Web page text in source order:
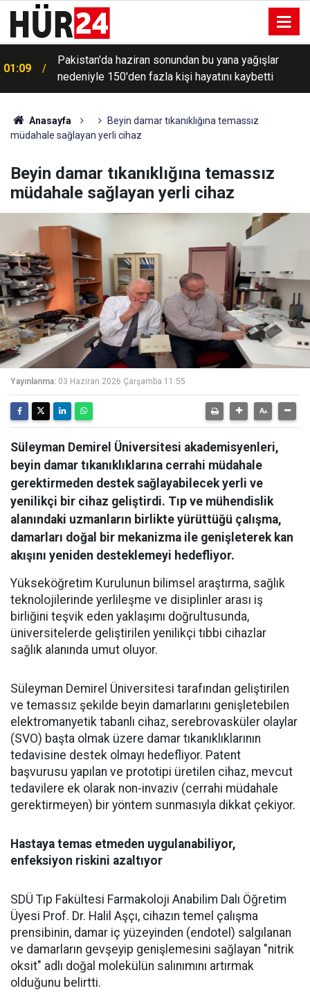
01:09
Pakistan'da haziran sonundan bu yana yağışlar
nedeniyle 150'den fazla kişi hayatını kaybetti
00:49
Hürmüz'den geçişlerin ücreti, sefer hacmine bağlı
olacak
Anasayfa
Beyin damar tıkanıklığına temassız
müdahale sağlayan yerli cihaz
Beyin damar tıkanıklığına temassız
müdahale sağlayan yerli cihaz
Yayınlanma: 03 Haziran 2026 Çarşamba 11:55
Süleyman Demirel Üniversitesi akademisyenleri,
beyin damar tıkanıklıklarına cerrahi müdahale
gerektirmeden destek sağlayabilecek yerli ve
yenilikçi bir cihaz geliştirdi. Tıp ve mühendislik
alanındaki uzmanların birlikte yürüttüğü çalışma,
damarları doğal bir mekanizma ile genişleterek kan
akışını yeniden desteklemeyi hedefliyor.
Yükseköğretim Kurulunun bilimsel araştırma, sağlık
teknolojilerinde yerlileşme ve disiplinler arası iş
birliğini teşvik eden yaklaşımı doğrultusunda,
üniversitelerde geliştirilen yenilikçi tıbbi cihazlar
sağlık alanında umut oluyor.
Süleyman Demirel Üniversitesi tarafından geliştirilen
ve temassız şekilde beyin damarlarını genişletebilen
elektromanyetik tabanlı cihaz, serebrovasküler olaylar
(SVO) başta olmak üzere damar tıkanıklıklarının
tedavisine destek olmayı hedefliyor. Patent
başvurusu yapılan ve prototipi üretilen cihaz, mevcut
tedavilere ek olarak non-invaziv (cerrahi müdahale
gerektirmeyen) bir yöntem sunmasıyla dikkat çekiyor.
Hastaya temas etmeden uygulanabiliyor,
enfeksiyon riskini azaltıyor
SDÜ Tıp Fakültesi Farmakoloji Anabilim Dalı Öğretim
Üyesi Prof. Dr. Halil Aşçı, cihazın temel çalışma
prensibinin, damar iç yüzeyinden (endotel) salgılanan
ve damarların gevşeyip genişlemesini sağlayan "nitrik
oksit" adlı doğal molekülün salınımını artırmak
olduğunu belirtti.